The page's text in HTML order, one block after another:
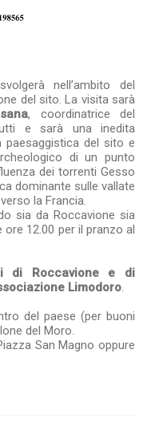
nell’ambito del
del sito. La visita sarà
, coordinatrice del
e sarà una inedita
del sito e
di un punto
dei torrenti Gesso
dominante sulle vallate
la Francia.
sia da Roccavione sia
ore 12.00 per il pranzo al
di Roccavione e di
Limodoro.
del paese (per buoni
del Moro.
San Magno oppure